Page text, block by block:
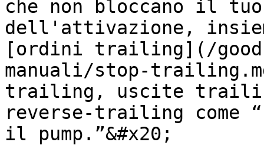
che non bloccano il
dell'attivazione,
[ordini trailing](/
manuali/stop-
trailing, uscite
reverse-trailing come
il pump.”&#x20;